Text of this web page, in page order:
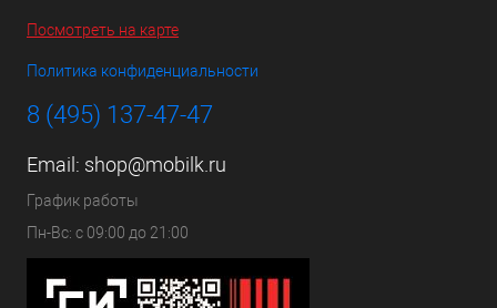
Посмотреть на карте
Политика конфиденциальности
8 (495) 137-47-47
Email: shop@mobilk.ru
График работы
Пн-Вс: с 09:00 до 21:00